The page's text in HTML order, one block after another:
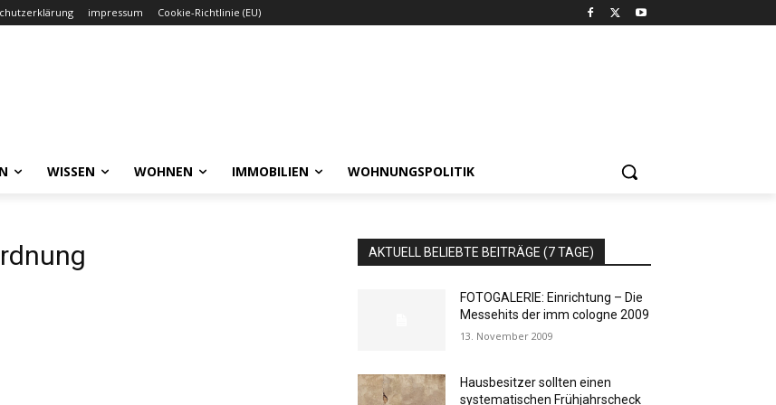
impressum Cookie-Richtlinie (EU)
WISSEN WOHNEN IMMOBILIEN WOHNUNGSPOLITIK
AKTUELL BELIEBTE BEITRÄGE (7 TAGE)
FOTOGALERIE: Einrichtung – Die
Messehits der imm cologne 2009
13. November 2009
Hausbesitzer sollten einen
systematischen Frühjahrscheck